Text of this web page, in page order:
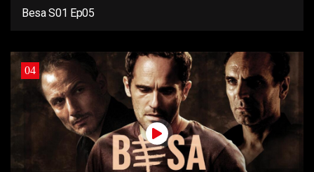
Besa S01 Ep05
04